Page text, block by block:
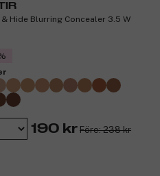
puff för jämn
& Hide Blurring Concealer 3.5 W
190 kr Före: 238 kr